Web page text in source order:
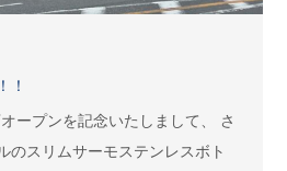
！
ープンを記念いたしまして、 さ
のスリムサーモステンレスボト